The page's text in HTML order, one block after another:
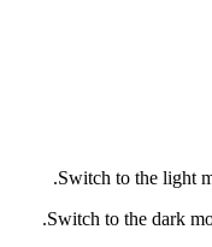
Switch to the light
Switch to the dark